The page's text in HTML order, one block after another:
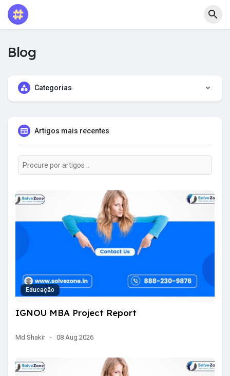
Blog
Categorias
Artigos mais recentes
Educação
IGNOU MBA Project Report
Md Shakir · 08 Aug 2026